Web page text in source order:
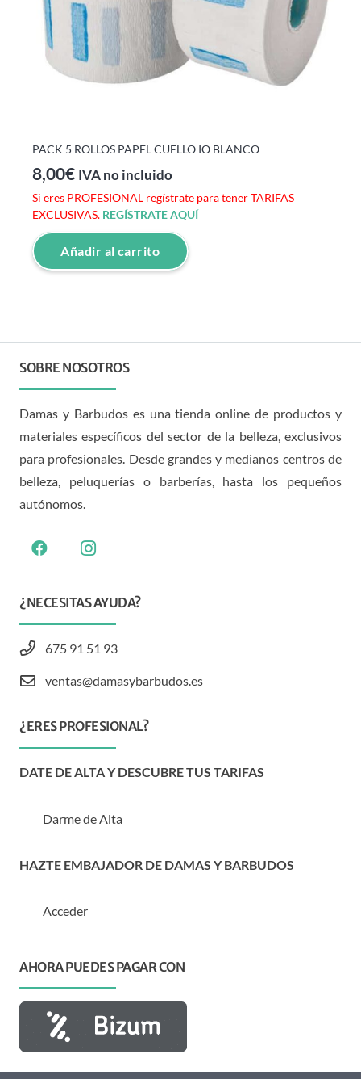
PACK 5 ROLLOS PAPEL CUELLO IO BLANCO
8,00€ IVA no incluido
Si eres PROFESIONAL regístrate para tener TARIFAS
EXCLUSIVAS. REGÍSTRATE AQUÍ
Añadir al carrito
SOBRE NOSOTROS
Damas y Barbudos es una tienda online de productos y
materiales específicos del sector de la belleza, exclusivos
para profesionales. Desde grandes y medianos centros de
belleza, peluquerías o barberías, hasta los pequeños
autónomos.
¿NECESITAS AYUDA?
675 91 51 93
ventas@damasybarbudos.es
¿ERES PROFESIONAL?
DATE DE ALTA Y DESCUBRE TUS TARIFAS
Darme de Alta
HAZTE EMBAJADOR DE DAMAS Y BARBUDOS
Acceder
AHORA PUEDES PAGAR CON